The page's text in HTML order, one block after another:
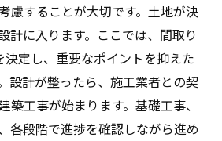
慮することが大切です。土地が決
計に入ります。ここでは、間取り
決定し、重要なポイントを抑えた
設計が整ったら、施工業者との契
築工事が始まります。基礎工事、
各段階で進捗を確認しながら進め